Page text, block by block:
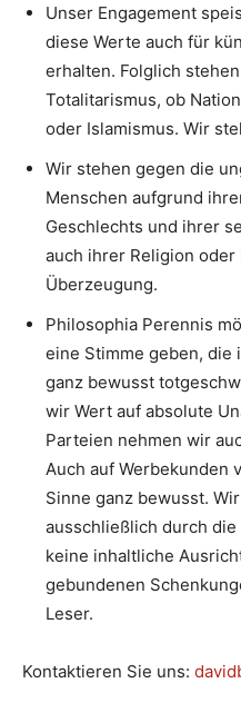
Unser Engagement
diese Werte auch für
erhalten. Folglich
Totalitarismus, ob
oder Islamismus. Wir
Wir stehen gegen die
Menschen aufgrund
Geschlechts und ihrer
auch ihrer Religion
Überzeugung.
Philosophia Perennis
eine Stimme geben, die
ganz bewusst
wir Wert auf absolute
Parteien nehmen wir
Auch auf Werbekunden
Sinne ganz bewusst.
ausschließlich durch
keine inhaltliche
gebundenen
Leser.
Kontaktieren Sie uns: